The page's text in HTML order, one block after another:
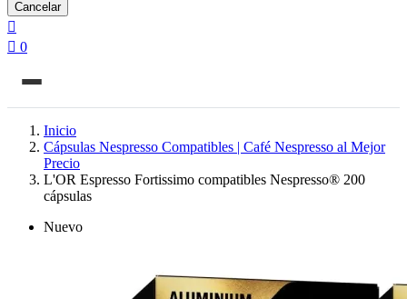
Cancelar

 0
Inicio
Cápsulas Nespresso Compatibles | Café Nespresso al Mejor
Precio
L'OR Espresso Fortissimo compatibles Nespresso® 200
cápsulas
Nuevo